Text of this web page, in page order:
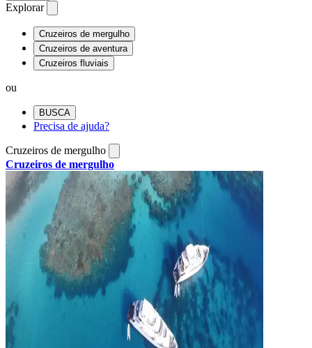
Explorar
Cruzeiros de mergulho
Cruzeiros de aventura
Cruzeiros fluviais
ou
BUSCA
Precisa de ajuda?
Cruzeiros de mergulho
Cruzeiros de mergulho